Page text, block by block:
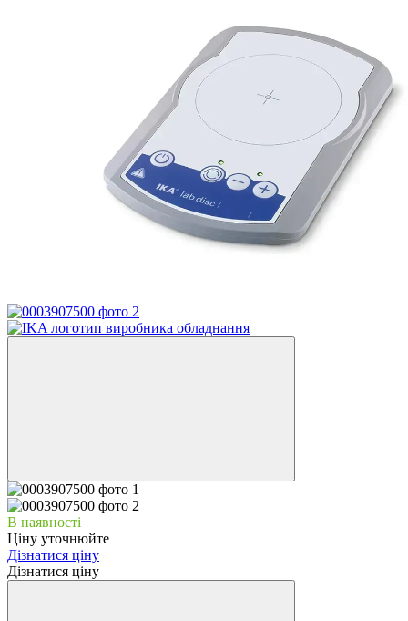
В наявності
Ціну уточнюйте
Дізнатися ціну
Дізнатися ціну